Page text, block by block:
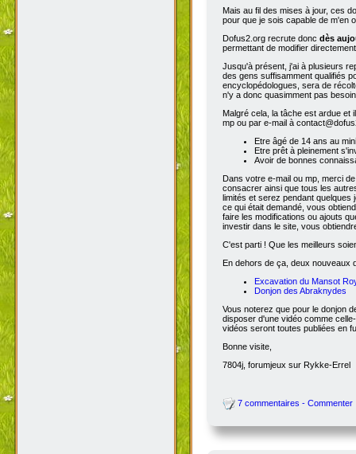
Mais au fil des mises à jour, ces
pour que je sois capable de m'en
Dofus2.org recrute donc dès
permettant de modifier
Jusqu'à présent, j'ai à plusieurs
des gens suffisamment qualifiés
encyclopédologues, sera de
n'y a donc quasimment pas
Malgré cela, la tâche est ardue
mp ou par e-mail à
Etre âgé de 14 ans au
Etre prêt à pleinement
Avoir de bonnes
Dans votre e-mail ou mp, merci
consacrer ainsi que tous les
limités et serez pendant
ce qui était demandé, vous
faire les modifications ou ajouts
investir dans le site, vous
C'est parti ! Que les meilleurs
En dehors de ça, deux nouveaux
Excavation du Mansot
Donjon des Abraknydes
Vous noterez que pour le donjon
disposer d'une vidéo comme
vidéos seront toutes publiées en
Bonne visite,
7804j, forumjeux sur Rykke-Errel
7 commentaires - Commenter